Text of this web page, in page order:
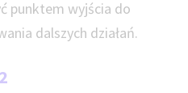
punktem wyjścia do
dalszych działań.